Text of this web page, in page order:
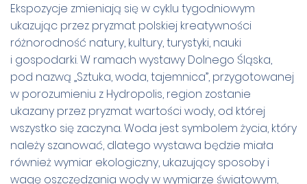
Ekspozycje zmieniają się w cyklu tygodniowym
ukazując przez pryzmat polskiej kreatywności
różnorodność natury, kultury, turystyki, nauki
i gospodarki. W ramach wystawy Dolnego Śląska,
pod nazwą „Sztuka, woda, tajemnica”, przygotowanej
w porozumieniu z Hydropolis, region zostanie
ukazany przez pryzmat wartości wody, od której
wszystko się zaczyna. Woda jest symbolem życia, który
należy szanować, dlatego wystawa będzie miała
również wymiar ekologiczny, ukazujący sposoby i
wagę oszczędzania wody w wymiarze światowym,